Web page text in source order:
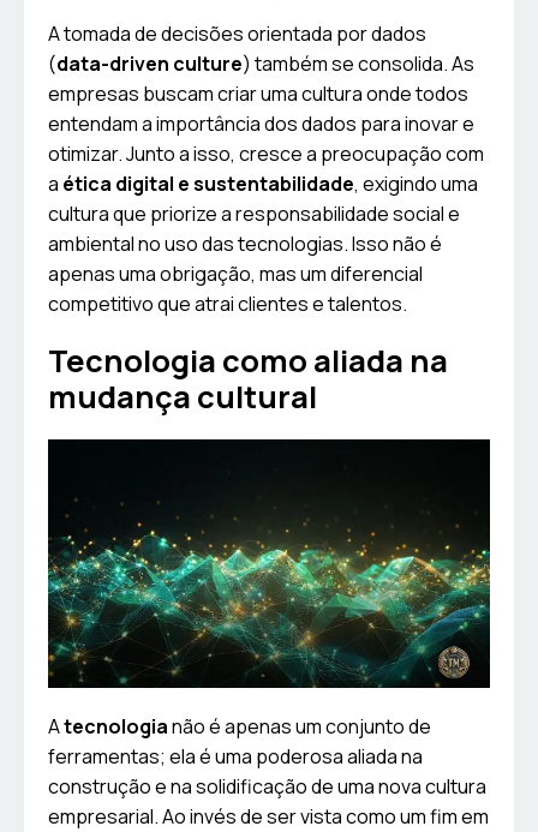
A tomada de decisões orientada por dados
(data-driven culture) também se consolida. As
empresas buscam criar uma cultura onde todos
entendam a importância dos dados para inovar e
otimizar. Junto a isso, cresce a preocupação com
a ética digital e sustentabilidade, exigindo uma
cultura que priorize a responsabilidade social e
ambiental no uso das tecnologias. Isso não é
apenas uma obrigação, mas um diferencial
competitivo que atrai clientes e talentos.
Tecnologia como aliada na
mudança cultural
Atecnologianão é apenas um conjunto de
ferramentas; ela é uma poderosa aliada na
construção e na solidificação de uma nova cultura
empresarial. Ao invés de ser vista como um fim em